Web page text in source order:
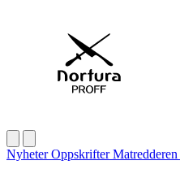
NyheterOppskrifterMatredderen